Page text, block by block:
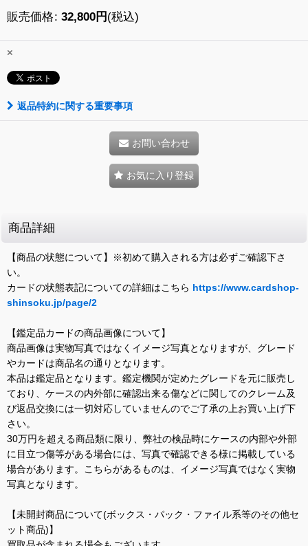
販売価格: 32,800円 (税込)
×
返品特約に関する重要事項
お問い合わせ
お気に入り登録
商品詳細
【商品の状態について】※初めて購入される方は必ずご確認下さ
い。
カードの状態表記についての詳細はこちら https://www.cardshop-
shinsoku.jp/page/2
【鑑定品カードの商品画像について】
商品画像は実物写真ではなくイメージ写真となりますが、グレード
やカードは商品名の通りとなります。
本品は鑑定品となります。鑑定機関が定めたグレードを元に販売し
ており、ケースの内外部に確認出来る傷などに関してのクレーム及
び返品交換には一切対応していませんのでご了承の上お買い上げ下
さい。
30万円を超える商品類に限り、弊社の検品時にケースの内部や外部
に目立つ傷等がある場合には、写真で確認できる様に掲載している
場合があります。こちらがあるものは、イメージ写真ではなく実物
写真となります。
【未開封商品について(ボックス・パック・ファイル系等のその他セ
ット商品)】